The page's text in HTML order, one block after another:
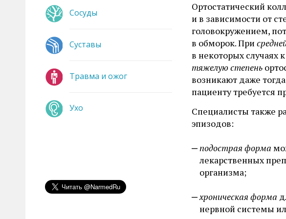
Ортостатический
и в зависимости от
головокружением,
в обморок. При
в некоторых случаях
тяжелую степень
возникают даже
пациенту требуется
Специалисты также
эпизодов:
подострая форма
лекарственных
организма;
хроническая форма
нервной системы
Сосуды
Суставы
Травма и ожог
Ухо